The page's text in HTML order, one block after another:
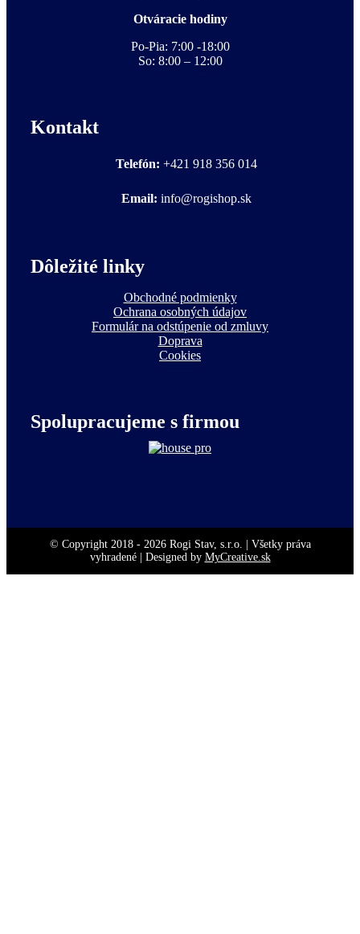
Otváracie hodiny
Po-Pia: 7:00 -18:00
So: 8:00 – 12:00
Kontakt
Telefón: +421 918 356 014
Email: info@rogishop.sk
Dôležité linky
Obchodné podmienky
Ochrana osobných údajov
Formulár na odstúpenie od zmluvy
Doprava
Cookies
Spolupracujeme s firmou
© Copyright 2018 - 2026 Rogi Stav, s.r.o. | Všetky práva
vyhradené | Designed by MyCreative.sk